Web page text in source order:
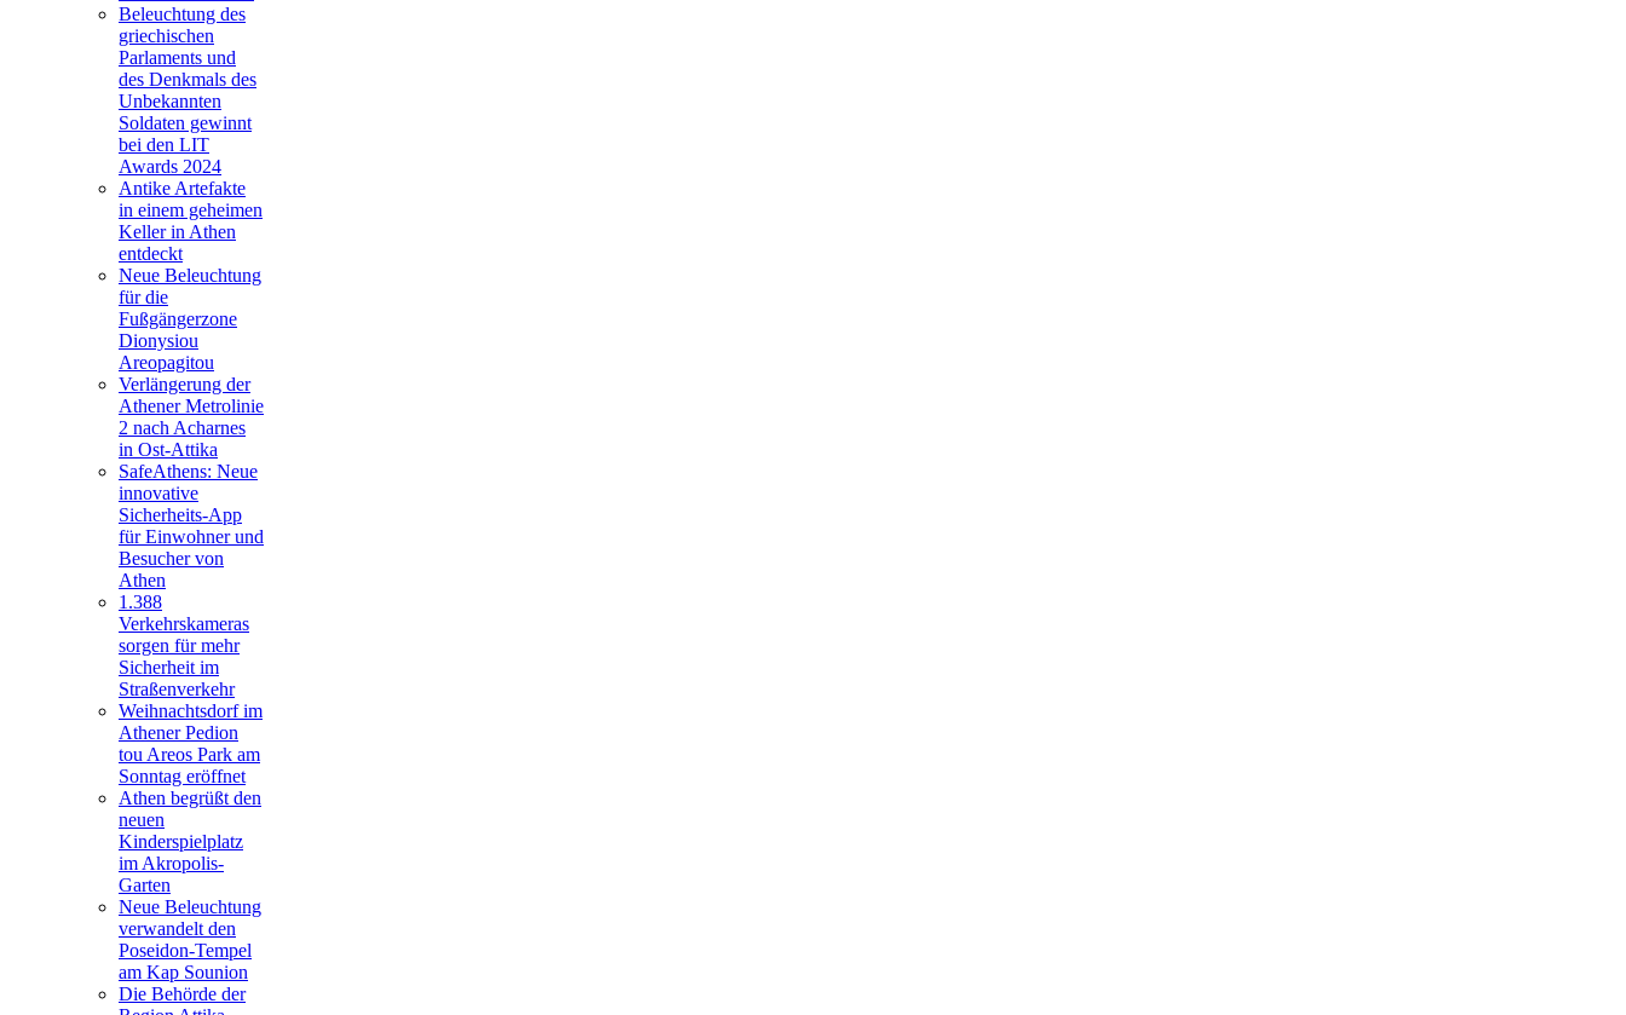
Beleuchtung des
griechischen
Parlaments und
des Denkmals des
Unbekannten
Soldaten gewinnt
bei den LIT
Awards 2024
Antike Artefakte
in einem geheimen
Keller in Athen
entdeckt
Neue Beleuchtung
für die
Fußgängerzone
Dionysiou
Areopagitou
Verlängerung der
Athener Metrolinie
2 nach Acharnes
in Ost-Attika
SafeAthens: Neue
innovative
Sicherheits-App
für Einwohner und
Besucher von
Athen
1.388
Verkehrskameras
sorgen für mehr
Sicherheit im
Straßenverkehr
Weihnachtsdorf im
Athener Pedion
tou Areos Park am
Sonntag eröffnet
Athen begrüßt den
neuen
Kinderspielplatz
im Akropolis-
Garten
Neue Beleuchtung
verwandelt den
Poseidon-Tempel
am Kap Sounion
Die Behörde der